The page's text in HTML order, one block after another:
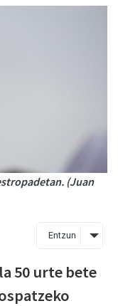
(Juan
Entzun
50 urte bete